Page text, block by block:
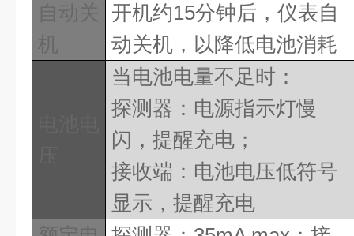
自动关
机
开机约15分钟后，仪表自
动关机，以降低电池消耗
当电池电量不足时：
探测器：电源指示灯慢
闪，提醒充电；
接收端：电池电压低符号
显示，提醒充电